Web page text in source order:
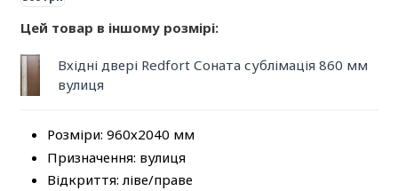
Цей товар в іншому розмірі:
Вхідні двері Redfort Соната сублімація 860 мм
вулиця
Розміри: 960х2040 мм
Призначення: вулиця
Відкриття: ліве/праве